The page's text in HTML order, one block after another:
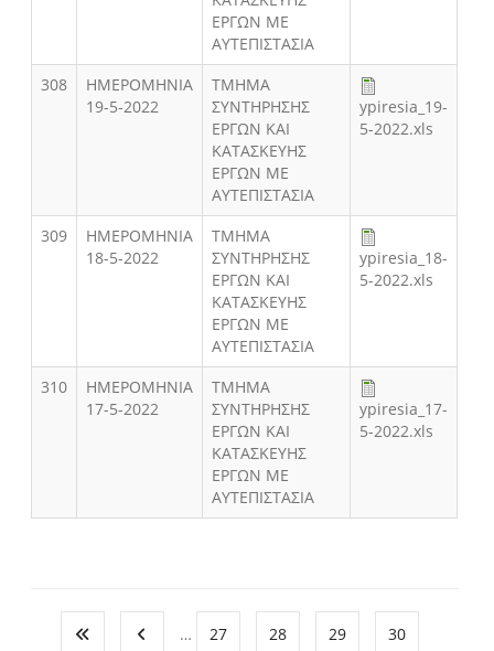
ΕΡΓΩΝ ΜΕ
ΑΥΤΕΠΙΣΤΑΣΙΑ
308
ΗΜΕΡΟΜΗΝΙΑ
19-5-2022
ΤΜΗΜΑ
ΣΥΝΤΗΡΗΣΗΣ
ΕΡΓΩΝ ΚΑΙ
ΚΑΤΑΣΚΕΥΗΣ
ΕΡΓΩΝ ΜΕ
ΑΥΤΕΠΙΣΤΑΣΙΑ
ypiresia_19-
5-2022.xls
309
ΗΜΕΡΟΜΗΝΙΑ
18-5-2022
ΤΜΗΜΑ
ΣΥΝΤΗΡΗΣΗΣ
ΕΡΓΩΝ ΚΑΙ
ΚΑΤΑΣΚΕΥΗΣ
ΕΡΓΩΝ ΜΕ
ΑΥΤΕΠΙΣΤΑΣΙΑ
ypiresia_18-
5-2022.xls
310
ΗΜΕΡΟΜΗΝΙΑ
17-5-2022
ΤΜΗΜΑ
ΣΥΝΤΗΡΗΣΗΣ
ΕΡΓΩΝ ΚΑΙ
ΚΑΤΑΣΚΕΥΗΣ
ΕΡΓΩΝ ΜΕ
ΑΥΤΕΠΙΣΤΑΣΙΑ
ypiresia_17-
5-2022.xls
… 27 28 29 30